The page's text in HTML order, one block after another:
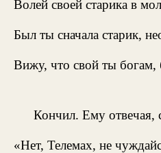
Волей своей старика в
Был ты сначала старик,
Вижу, что свой ты богам,
Кончил. Ему отвечая,
«Нет, Телемах, не